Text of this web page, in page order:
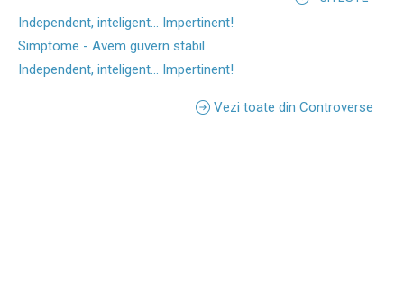
Independent, inteligent... Impertinent!
Simptome - Avem guvern stabil
Independent, inteligent... Impertinent!
Vezi toate din Controverse